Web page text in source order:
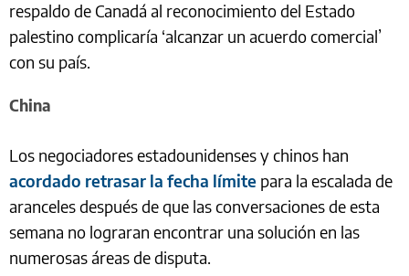
respaldo de Canadá al reconocimiento del Estado
palestino complicaría ‘alcanzar un acuerdo comercial’
con su país.
China
Los negociadores estadounidenses y chinos han
acordado retrasar la fecha límite para la escalada de
aranceles después de que las conversaciones de esta
semana no lograran encontrar una solución en las
numerosas áreas de disputa.